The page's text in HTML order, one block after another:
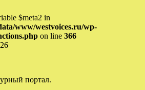
$meta2 in
www/westvoices.ru/wp-
on line 366
портал.